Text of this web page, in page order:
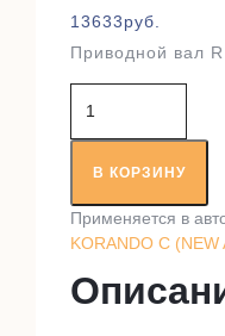
13633руб.
Приводной вал R
товара
Приводной
валВ КОРЗИНУ
Применяется в
KORANDO C